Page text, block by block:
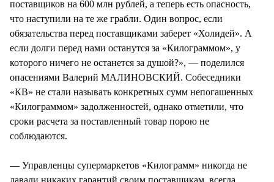
поставщиков на 600 млн рублей, а теперь есть опасность,
что наступили на те же грабли. Один вопрос, если
обязательства перед поставщиками заберет «Холидей». А
если долги перед нами останутся за «Килограммом», у
которого ничего не останется за душой?», — поделился
опасениями Валерий МАЛИНОВСКИЙ. Собеседники
«КВ» не стали называть конкретных сумм непогашенных
«Килограммом» задолженностей, однако отметили, что
сроки расчета за поставленный товар порою не
соблюдаются.
— Управленцы супермаркетов «Килограмм» никогда не
давали никаких гарантий своим поставщикам, всегда